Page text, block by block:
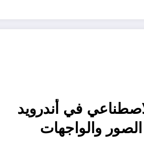
في أندرويد
والواجهات